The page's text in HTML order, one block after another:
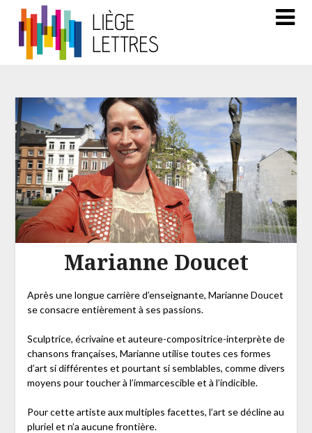
Marianne Doucet
Après une longue carrière d’enseignante, Marianne Doucet
se consacre entièrement à ses passions.
Sculptrice, écrivaine et auteure-compositrice-interprète de
chansons françaises, Marianne utilise toutes ces formes
d’art si différentes et pourtant si semblables, comme divers
moyens pour toucher à l’immarcescible et à l’indicible.
Pour cette artiste aux multiples facettes, l’art se décline au
pluriel et n’a aucune frontière.